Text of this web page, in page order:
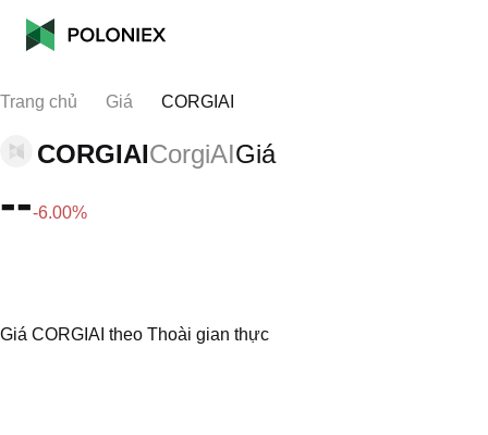
Trang chủ Giá CORGIAI
CORGIAICorgiAIGiá
---6.00%
Giá CORGIAI theo Thoài gian thực